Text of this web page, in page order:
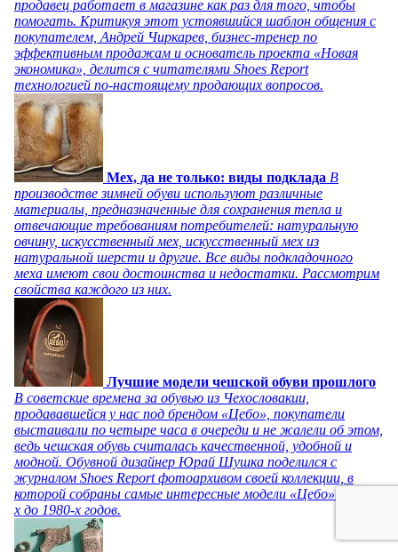
продавец работает в магазине как раз для того, чтобы
помогать. Критикуя этот устоявшийся шаблон общения с
покупателем, Андрей Чиркарев, бизнес-тренер по
эффективным продажам и основатель проекта «Новая
экономика», делится с читателями Shoes Report
технологией по-настоящему продающих вопросов.
Мех, да не только: виды подклада В
производстве зимней обуви используют различные
материалы, предназначенные для сохранения тепла и
отвечающие требованиям потребителей: натуральную
овчину, искусственный мех, искусственный мех из
натуральной шерсти и другие. Все виды подкладочного
меха имеют свои достоинства и недостатки. Рассмотрим
свойства каждого из них.
Лучшие модели чешской обуви прошлого
В советские времена за обувью из Чехословакии,
продававшейся у нас под брендом «Цебо», покупатели
выстаивали по четыре часа в очереди и не жалели об этом,
ведь чешская обувь считалась качественной, удобной и
модной. Обувной дизайнер Юрай Шушка поделился с
журналом Shoes Report фотоархивом своей коллекции, в
которой собраны самые интересные модели «Цебо» с 1940-
х до 1980-х годов.